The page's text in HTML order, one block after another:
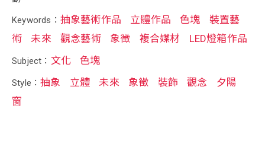
Keywords： 抽象藝術作品 立體作品 色塊
裝置藝
術
未來 觀念藝術 象徵 複合媒材 LED燈箱作品
Subject： 文化 色塊
Style：抽象 立體 未來 象徵 裝飾 觀念
夕陽
窗